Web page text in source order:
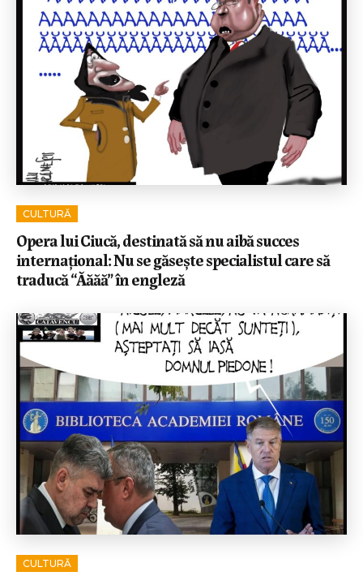
CULTURĂ
Opera lui Ciucă, destinată să nu aibă succes
internațional: Nu se găsește specialistul care să
traducă “Ăăăă” în engleză
CULTURĂ